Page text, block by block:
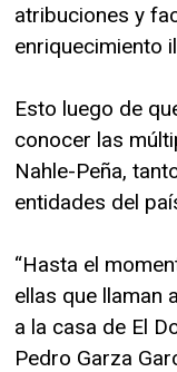
atribuciones y
enriquecimiento
Esto luego de
conocer las
Nahle-Peña,
entidades del
“Hasta el
ellas que llaman
a la casa de El
Pedro Garza